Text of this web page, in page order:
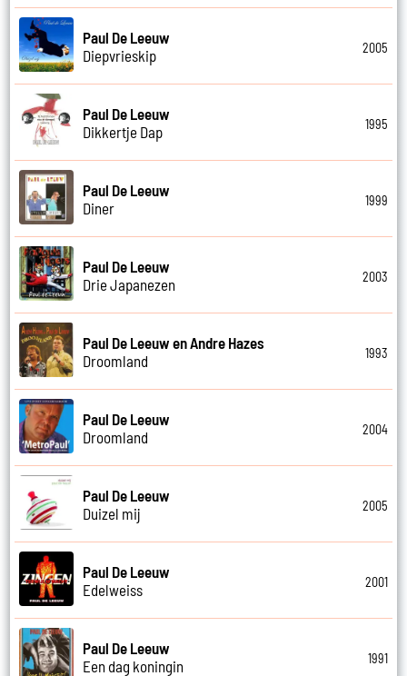
Paul De Leeuw
Diepvrieskip
2005
Paul De Leeuw
Dikkertje Dap
1995
Paul De Leeuw
Diner
1999
Paul De Leeuw
Drie Japanezen
2003
Paul De Leeuw en Andre Hazes
Droomland
1993
Paul De Leeuw
Droomland
2004
Paul De Leeuw
Duizel mij
2005
Paul De Leeuw
Edelweiss
2001
Paul De Leeuw
Een dag koningin
1991